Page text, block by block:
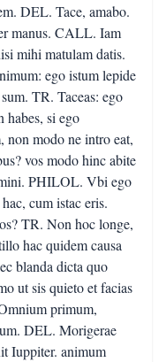
DEL. Tace, amabo.
manus. CALL. Iam
mihi matulam datis.
ego istum lepide
TR. Taceas: ego
habes, si ego
non modo ne intro eat,
vos modo hinc abite
PHILOL. Vbi ego
cum istac eris.
TR. Non hoc longe,
hac quidem causa
blanda dicta quo
ut sis quieto et facias
primum,
DEL. Morigerae
Iuppiter. animum